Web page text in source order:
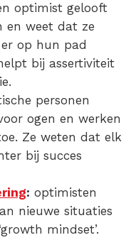
optimist gelooft
en weet dat ze
op hun pad
bij assertiviteit
personen
ogen en werken
Ze weten dat elk
bij succes
: optimisten
nieuwe situaties
mindset’.